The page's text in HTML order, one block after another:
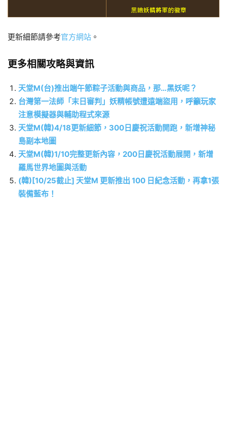
更新細節請參考官方網站 。
更多相關攻略與資訊
天堂M(台)推出端午節粽子活動與商品，那…黑妖呢？
台灣第一法師「末日審判」妖精帳號遭遠端盜用，呼籲玩家
注意模擬器與輔助程式來源
天堂M(韓)4/18更新細節，300日慶祝活動開跑，新增神秘
島副本地圖
天堂M(韓)1/10完整更新內容，200日慶祝活動展開，新增
羅馬世界地圖與活動
(韓)[10/25截止] 天堂M 更新推出 100 日紀念活動，再拿1張
裝備藍布！